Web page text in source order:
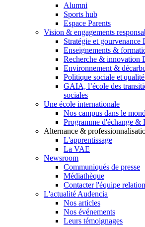
Alumni
Sports hub
Espace Parents
Vision & engagements
Stratégie et gourvenance
Enseignements &
Recherche & innovation
Environnement &
Politique sociale et
GAIA, l’école des
sociales
Une école internationale
Nos campus dans le
Programme d'échange &
Alternance &
L'apprentissage
La VAE
Newsroom
Communiqués de presse
Médiathèque
Contacter l'équipe
L'actualité Audencia
Nos articles
Nos événements
Leurs témoignages